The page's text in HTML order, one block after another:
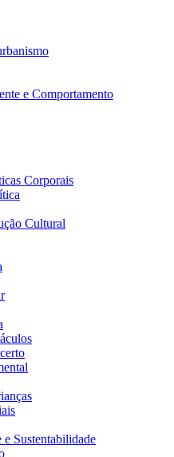
e Comportamento
Corporais
Cultural
Sustentabilidade